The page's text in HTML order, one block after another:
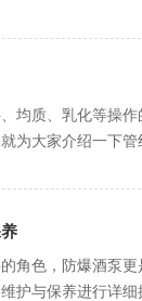
均质、乳化等操
为大家介绍一下
角色，防爆酒泵
护与保养进行详